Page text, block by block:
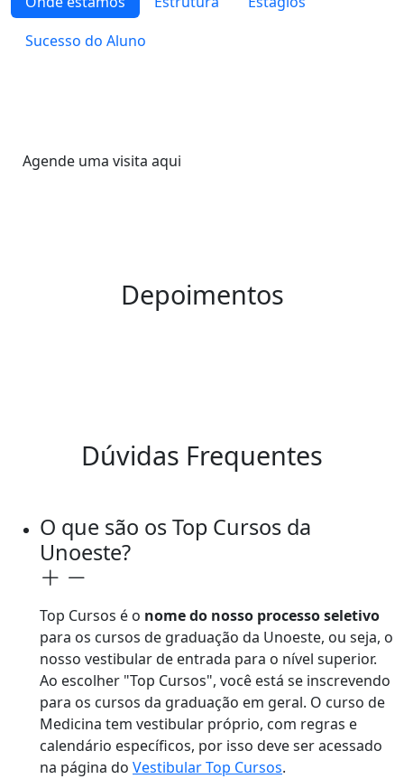
Sucesso do Aluno
Agende uma visita aqui
Depoimentos
Dúvidas Frequentes
O que são os Top Cursos da
Unoeste?
Top Cursos é o nome do nosso processo seletivo
para os cursos de graduação da Unoeste, ou seja, o
nosso vestibular de entrada para o nível superior.
Ao escolher "Top Cursos", você está se inscrevendo
para os cursos da graduação em geral. O curso de
Medicina tem vestibular próprio, com regras e
calendário específicos, por isso deve ser acessado
na página do Vestibular Top Cursos.